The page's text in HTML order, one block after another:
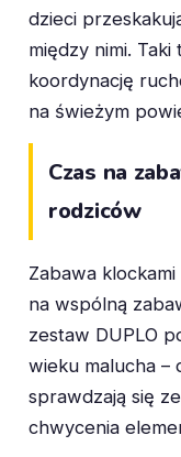
dzieci
między nimi.
koordynację
na świeżym
Czas na
rodziców
Zabawa klockami
na wspólną
zestaw DUPLO
wieku malucha –
sprawdzają się
chwycenia